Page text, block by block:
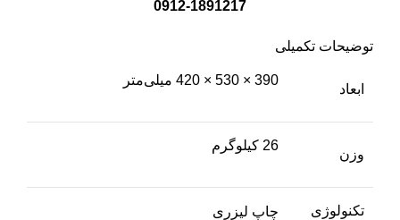
0912-1891217
توضیحات تکمیلی
ابعاد
390 × 530 × 420 میلی‌متر
وزن
26 کیلوگرم
تکنولوژی
چاپ لیزری